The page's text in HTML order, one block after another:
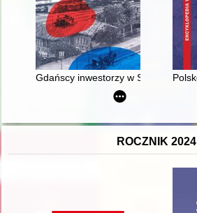
Gdańscy inwestorzy w Sopocie :
ROCZNIK 2024